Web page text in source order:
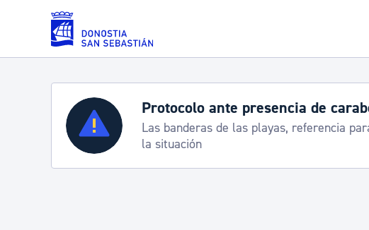
Saltar al contenido principal
Servicios
Padrón y asuntos personales
Protocolo ante presencia de
Las banderas de las playas, referencia
la situación